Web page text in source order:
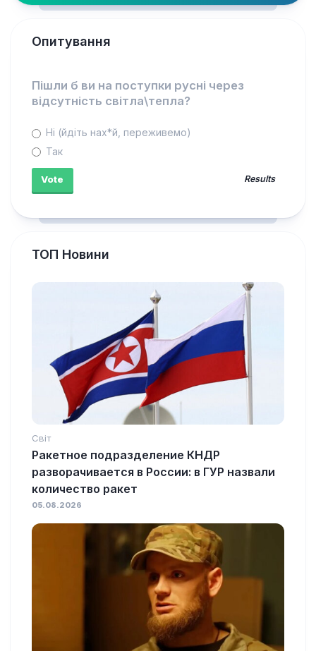
Опитування
Пішли б ви на поступки русні через
відсутність світла\тепла?
Ні (йдіть нах*й, переживемо)
Так
Results
ТОП Новини
Світ
Ракетное подразделение КНДР
разворачивается в России: в ГУР назвали
количество ракет
05.08.2026